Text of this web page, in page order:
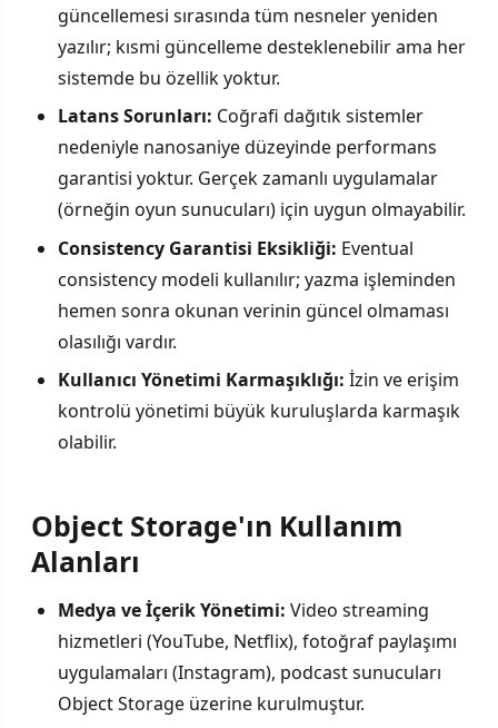
güncellemesi sırasında tüm nesneler yeniden
yazılır; kısmi güncelleme desteklenebilir ama her
sistemde bu özellik yoktur.
Latans Sorunları: Coğrafi dağıtık sistemler
nedeniyle nanosaniye düzeyinde performans
garantisi yoktur. Gerçek zamanlı uygulamalar
(örneğin oyun sunucuları) için uygun olmayabilir.
Consistency Garantisi Eksikliği: Eventual
consistency modeli kullanılır; yazma işleminden
hemen sonra okunan verinin güncel olmaması
olasılığı vardır.
Kullanıcı Yönetimi Karmaşıklığı: İzin ve erişim
kontrolü yönetimi büyük kuruluşlarda karmaşık
olabilir.
Object Storage'ın Kullanım
Alanları
Medya ve İçerik Yönetimi: Video streaming
hizmetleri (YouTube, Netflix), fotoğraf paylaşımı
uygulamaları (Instagram), podcast sunucuları
Object Storage üzerine kurulmuştur.